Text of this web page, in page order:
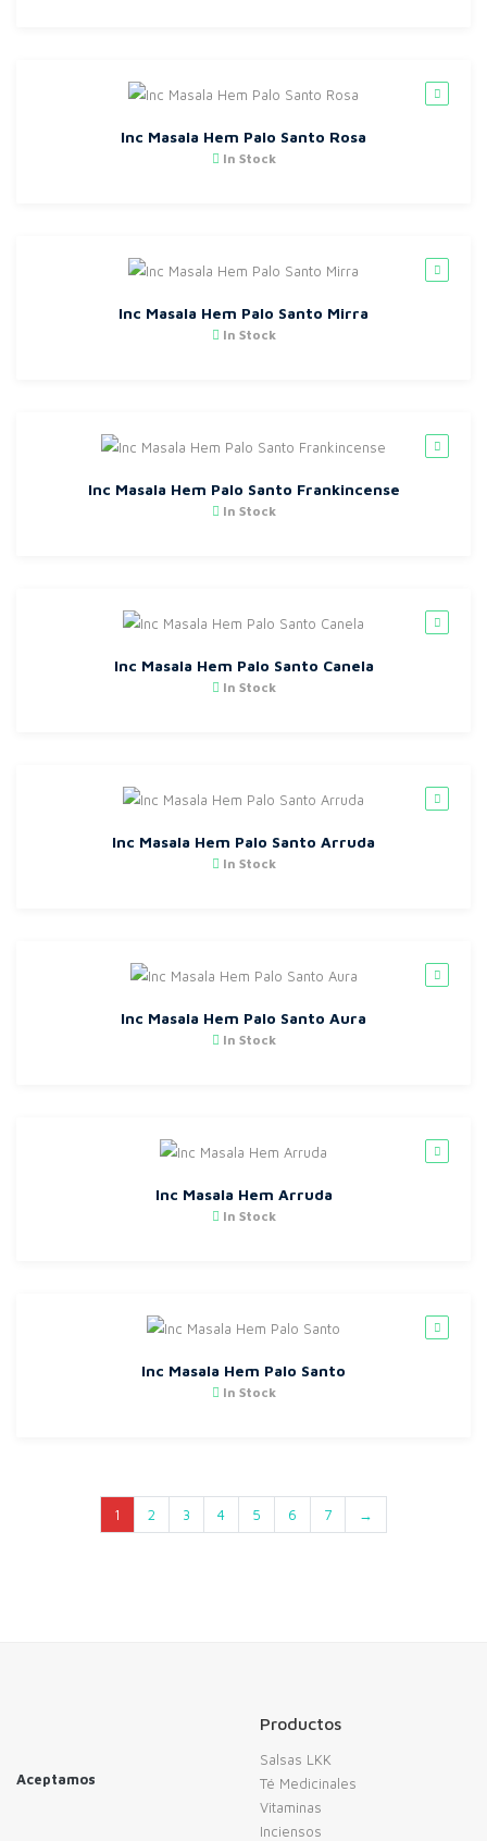
Inc Masala Hem Palo Santo Rosa
In Stock
Inc Masala Hem Palo Santo Mirra
In Stock
Inc Masala Hem Palo Santo Frankincense
In Stock
Inc Masala Hem Palo Santo Canela
In Stock
Inc Masala Hem Palo Santo Arruda
In Stock
Inc Masala Hem Palo Santo Aura
In Stock
Inc Masala Hem Arruda
In Stock
Inc Masala Hem Palo Santo
In Stock
1 2 3 4 5 6 7 →
Aceptamos
Productos
Salsas LKK
Té Medicinales
Vitaminas
Inciensos